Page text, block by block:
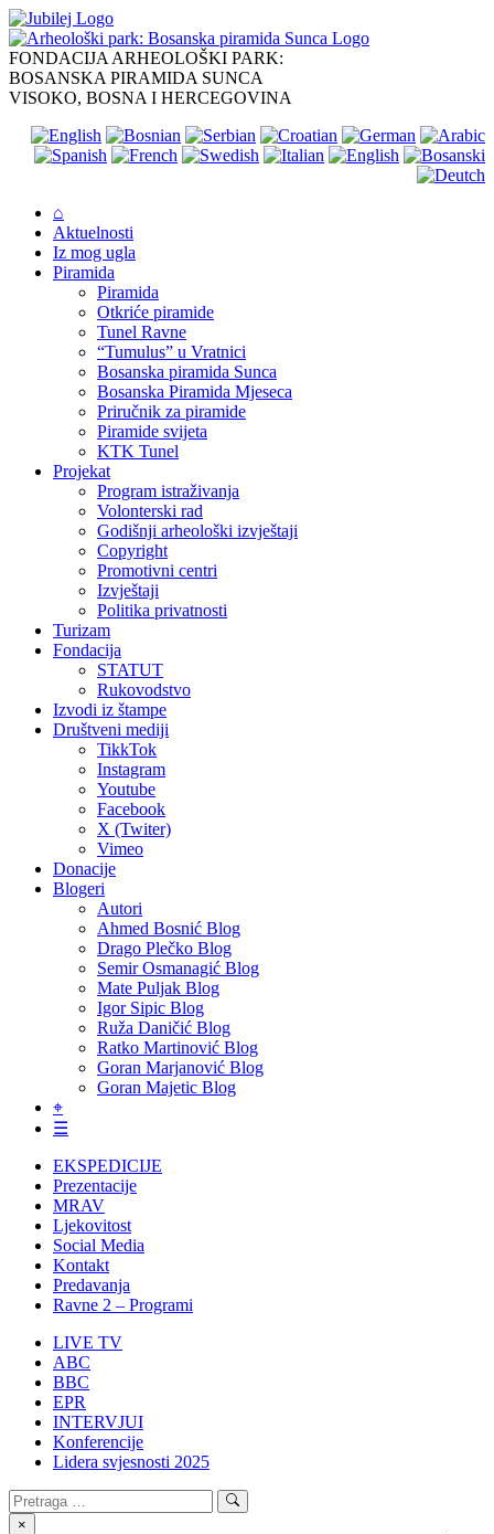
Skip
to
content
FONDACIJA ARHEOLOŠKI PARK:
BOSANSKA PIRAMIDA SUNCA
VISOKO, BOSNA I HERCEGOVINA
⌂
Aktuelnosti
Iz mog ugla
Piramida
Piramida
Otkriće piramide
Tunel Ravne
“Tumulus” u Vratnici
Bosanska piramida Sunca
Bosanska Piramida Mjeseca
Priručnik za piramide
Piramide svijeta
KTK Tunel
Projekat
Program istraživanja
Volonterski rad
Godišnji arheološki izvještaji
Copyright
Promotivni centri
Izvještaji
Politika privatnosti
Turizam
Fondacija
STATUT
Rukovodstvo
Izvodi iz štampe
Društveni mediji
TikkTok
Instagram
Youtube
Facebook
X (Twiter)
Vimeo
Donacije
Blogeri
Autori
Ahmed Bosnić Blog
Drago Plečko Blog
Semir Osmanagić Blog
Mate Puljak Blog
Igor Sipic Blog
Ruža Daničić Blog
Ratko Martinović Blog
Goran Marjanović Blog
Goran Majetic Blog
⌖
☰
EKSPEDICIJE
Prezentacije
MRAV
Ljekovitost
Social Media
Kontakt
Predavanja
Ravne 2 – Programi
LIVE TV
ABC
BBC
EPR
INTERVJUI
Konferencije
Lidera svjesnosti 2025
Search
for:
Search
×